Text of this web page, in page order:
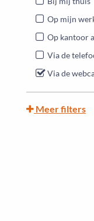
Op mijn
Op kantoor
Via de
Via de
Meer filters